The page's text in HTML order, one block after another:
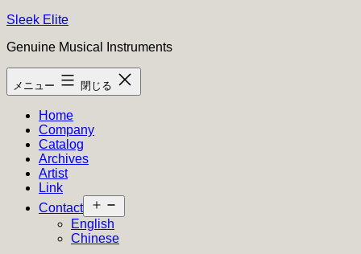
コ
テ
ン
ツ
Sleek Elite
Genuine Musical Instruments
メニュー 閉じる
Home
Company
Catalog
Archives
Artist
Link
Contact
ニ
ー
English
Chinese